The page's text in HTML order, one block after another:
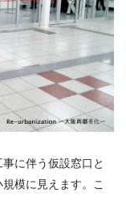
に伴う仮設窓口と
模に見えます。こ